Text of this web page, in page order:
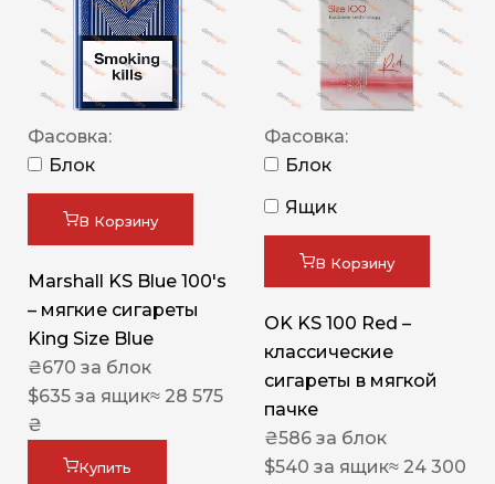
Фасовка:
Блок
В Корзину
Marshall KS Blue 100's
– мягкие сигареты
King Size Blue
₴670 за блок
$635 за ящик≈ 28 575
₴
Купить
Фасовка:
Блок
Ящик
В Корзину
OK KS 100 Red –
классические
сигареты в мягкой
пачке
₴586 за блок
$540 за ящик≈ 24 300